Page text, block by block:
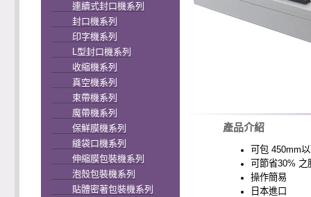
連續式封口機系列
封口機系列
印字機系列
L型封口機系列
收縮機系列
真空機系列
束帶機系列
魔帶機系列
保鮮膜機系列
縫袋口機系列
伸縮膜包裝機系列
泡殼包裝機系列
貼體密著包裝機系列
產品介紹
可包 450mm
可節省30% 之
操作簡易
日本進口